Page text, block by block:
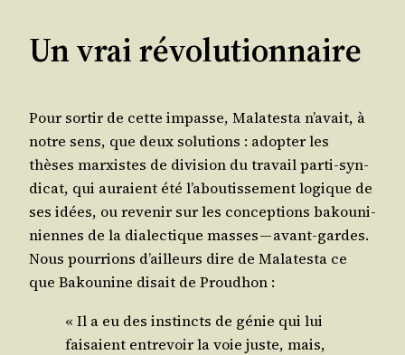
Un vrai révolutionnaire
Pour sor­tir de cette impasse, Mala­tes­ta n’avait, à
notre sens, que deux solu­tions : adop­ter les
thèses mar­xistes de divi­sion du tra­vail par­ti-syn­
di­cat, qui auraient été l’aboutissement logique de
ses idées, ou reve­nir sur les concep­tions bakou­ni­
niennes de la dia­lec­tique masses — avant-gardes.
Nous pour­rions d’ailleurs dire de Mala­tes­ta ce
que Bakou­nine disait de Proudhon :
« Il a eu des ins­tincts de génie qui lui
fai­saient entre­voir la voie juste, mais,